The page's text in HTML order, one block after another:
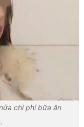
chi phí bữa ăn